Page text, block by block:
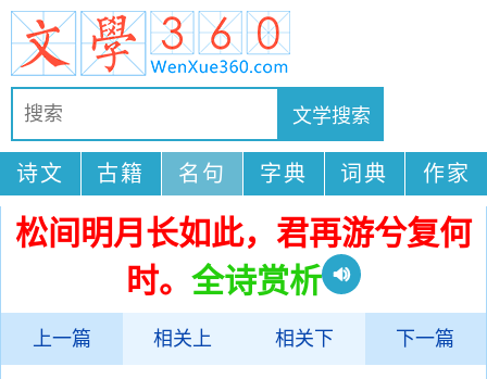
诗文 古籍 名句 字典 词典 作家
松间明月长如此，君再游兮复何
时。 全诗赏析
上一篇 相关上 相关下 下一篇